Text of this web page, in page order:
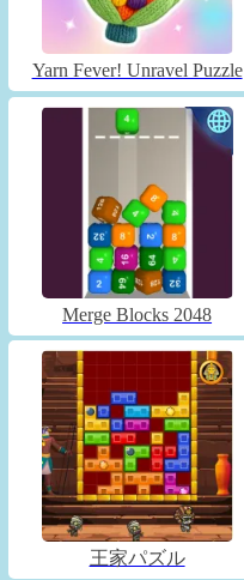
Yarn Fever! Unravel Puzzle
Merge Blocks 2048
王家パズル